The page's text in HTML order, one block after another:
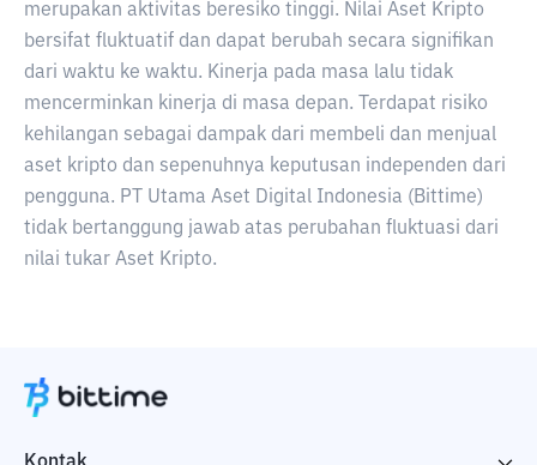
merupakan aktivitas beresiko tinggi. Nilai Aset Kripto
bersifat fluktuatif dan dapat berubah secara signifikan
dari waktu ke waktu. Kinerja pada masa lalu tidak
mencerminkan kinerja di masa depan. Terdapat risiko
kehilangan sebagai dampak dari membeli dan menjual
aset kripto dan sepenuhnya keputusan independen dari
pengguna. PT Utama Aset Digital Indonesia (Bittime)
tidak bertanggung jawab atas perubahan fluktuasi dari
nilai tukar Aset Kripto.